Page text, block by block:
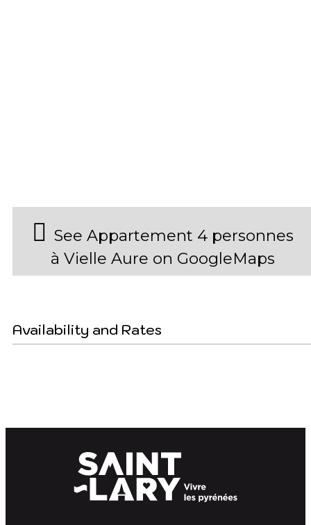
See Appartement 4 personnes
à Vielle Aure on GoogleMaps
Availability and Rates